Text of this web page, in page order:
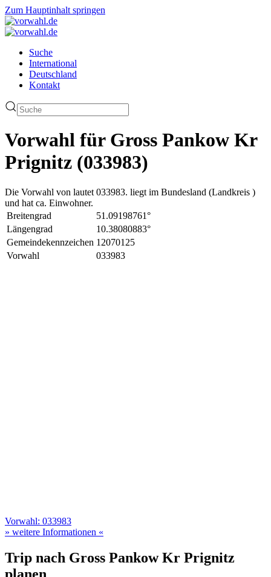
Zum Hauptinhalt springen
Suche
International
Deutschland
Kontakt
Vorwahl für Gross Pankow Kr
Prignitz (033983)
Die Vorwahl von lautet 033983. liegt im Bundesland (Landkreis )
und hat ca. Einwohner.
Breitengrad
51.09198761°
Längengrad
10.38080883°
Gemeindekennzeichen 12070125
Vorwahl
033983
Vorwahl: 033983
» weitere Informationen «
Trip nach Gross Pankow Kr Prignitz
planen